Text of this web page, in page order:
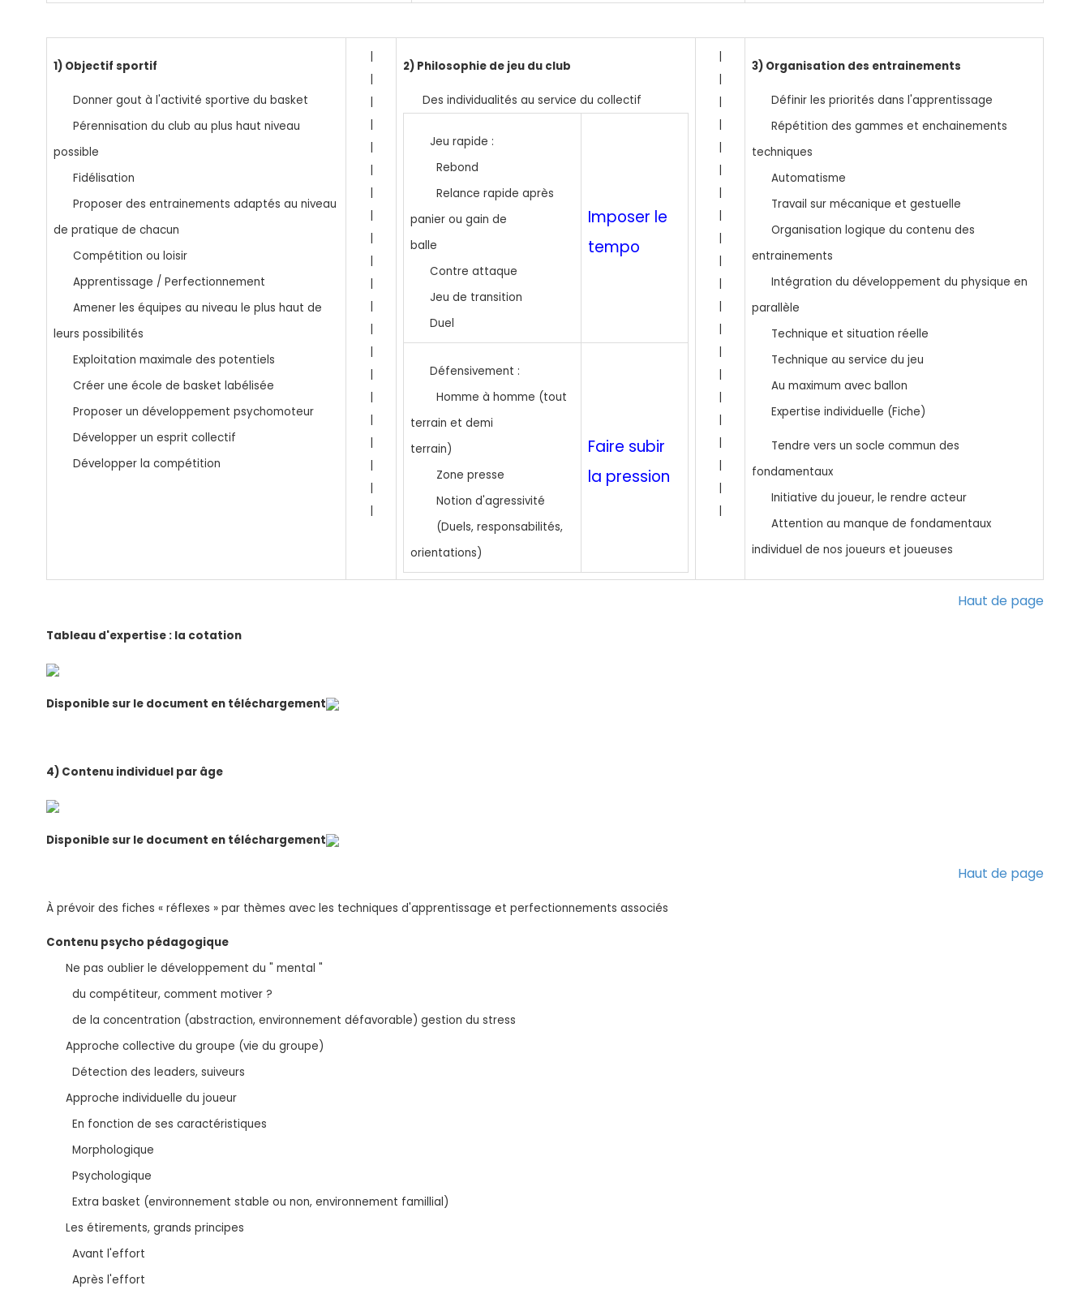
1) Objectif sportif
Donner gout à l'activité sportive du basket
Pérennisation du club au plus haut niveau
possible
Fidélisation
Proposer des entrainements adaptés au niveau
de pratique de chacun
Compétition ou loisir
Apprentissage / Perfectionnement
Amener les équipes au niveau le plus haut de
leurs possibilités
Exploitation maximale des potentiels
Créer une école de basket labélisée
Proposer un développement psychomoteur
Développer un esprit collectif
Développer la compétition
2) Philosophie de jeu du club
Des individualités au service du collectif
Jeu rapide :
Rebond
Relance rapide après
panier ou gain de
balle
Contre attaque
Jeu de transition
Duel
Imposer le
tempo
Défensivement :
Homme à homme (tout
terrain et demi
terrain)
Zone presse
Notion d'agressivité
(Duels, responsabilités,
orientations)
Faire subir
la pression
3) Organisation des entrainements
Définir les priorités dans l'apprentissage
Répétition des gammes et enchainements
techniques
Automatisme
Travail sur mécanique et gestuelle
Organisation logique du contenu des
entrainements
Intégration du développement du physique en
parallèle
Technique et situation réelle
Technique au service du jeu
Au maximum avec ballon
Expertise individuelle (Fiche)
Tendre vers un socle commun des
fondamentaux
Initiative du joueur, le rendre acteur
Attention au manque de fondamentaux
individuel de nos joueurs et joueuses
Haut de page
Tableau d'expertise : la cotation
Disponible sur le document en téléchargement
4) Contenu individuel par âge
Disponible sur le document en téléchargement
Haut de page
À prévoir des fiches « réflexes » par thèmes avec les techniques d'apprentissage et perfectionnements associés
Contenu psycho pédagogique
Ne pas oublier le développement du " mental "
du compétiteur, comment motiver ?
de la concentration (abstraction, environnement défavorable) gestion du stress
Approche collective du groupe (vie du groupe)
Détection des leaders, suiveurs
Approche individuelle du joueur
En fonction de ses caractéristiques
Morphologique
Psychologique
Extra basket (environnement stable ou non, environnement famillial)
Les étirements, grands principes
Avant l'effort
Après l'effort